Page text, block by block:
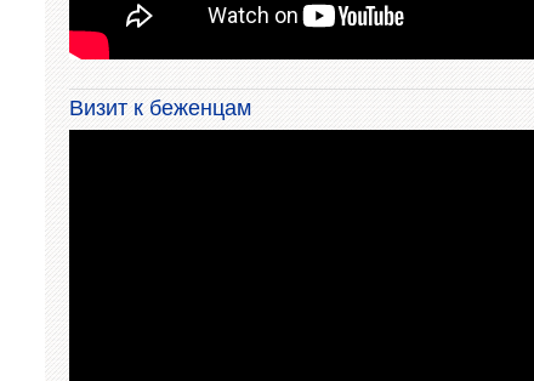
Визит к беженцам